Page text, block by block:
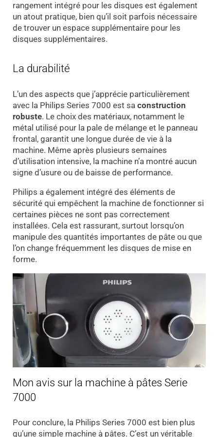
rangement intégré pour les disques est également
un atout pratique, bien qu’il soit parfois nécessaire
de trouver un espace supplémentaire pour les
disques supplémentaires.
La durabilité
L’un des aspects que j’apprécie particulièrement
avec la Philips Series 7000 est sa construction
robuste. Le choix des matériaux, notamment le
métal utilisé pour la pale de mélange et le panneau
frontal, garantit une longue durée de vie à la
machine. Même après plusieurs semaines
d’utilisation intensive, la machine n’a montré aucun
signe d’usure ou de baisse de performance.
Philips a également intégré des éléments de
sécurité qui empêchent la machine de fonctionner si
certaines pièces ne sont pas correctement
installées. Cela est rassurant, surtout lorsqu’on
manipule des quantités importantes de pâte ou que
l’on change fréquemment les disques de mise en
forme.
Mon avis sur la machine à pâtes Serie
7000
Pour conclure, la Philips Series 7000 est bien plus
qu’une simple machine à pâtes. C’est un véritable